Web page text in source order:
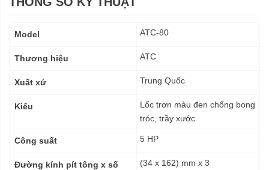
kỹ
Model ATC-80
Thương hiệu ATC
Xuất xứ Trung Quốc
Kiểu
Lốc trơn màu đen chống bong
tróc, trầy xước
Công suất 5 HP
Đường kính pít tông x số (34 x 162) mm x 3